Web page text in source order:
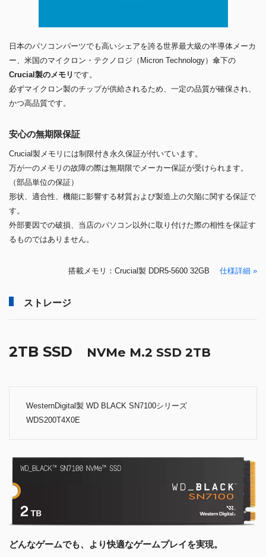
日本のパソコンパーツでも高いシェアを誇る世界最大級の半導体メーカ
ー、米国のマイクロン・テクノロジ（Micron Technology）傘下の
Crucial製のメモリです。
必ずマイクロン製のチップが供給されるため、一定の品質が確保され、
かつ高品質です。
安心の無期限保証
Crucial製メモリには制限付き永久保証が付いています。
万が一のメモリの故障の際は無期限でメーカー保証が受けられます。
（部品単位の保証）
形状、適合性、機能に影響する材質および製造上の欠陥に関する保証で
す。
外部要因での破損、当店のパソコン以外に取り付けた際の相性を保証す
るものではありません。
搭載メモリ：Crucial製 DDR5-5600 32GB 仕様詳細 »
ストレージ
2TB SSD NVMe M.2 SSD 2TB
WesternDigital製 WD BLACK SN7100シリーズ
WDS200T4X0E
どんなゲームでも、より快適なゲームプレイを実現。